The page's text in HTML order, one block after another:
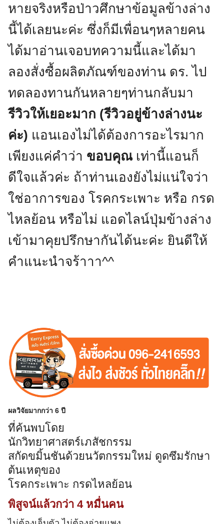
หายจริงหรือป่าวศึกษาข้อมูลข้างล่าง
นี้ได้เลยนะค่ะ ซึ่งก็มีเพื่อนๆหลายคน
ได้มาอ่านเจอบทความนี้และได้มา
ลองสั่งซื้อผลิตภัณฑ์ของท่าน ดร. ไป
ทดลองทานกันหลายๆท่านกลับมา
รีวิวให้เยอะมาก (รีวิวอยู่ข้างล่างนะ
ค่ะ) แอนเองไม่ได้ต้องการอะไรมาก
เพียงแค่คำว่า ขอบคุณเท่านี้แอนก็
ดีใจแล้วค่ะ ถ้าท่านเองยังไม่แน่ใจว่า
ใช่อาการของ โรคกระเพาะ หรือ กรด
ไหลย้อน หรือไม่ แอดไลน์ปุ่มข้างล่าง
เข้ามาคุยปรึกษากันได้นะค่ะ ยินดีให้
คำแนะนำจร้าาา^^
ผลวิจัยมากกว่า 6 ปี
ที่ค้นพบโดย
นักวิทยาศาสตร์เภสัชกรรม
สกัดขมิ้นชันด้วยนวัตกรรมใหม่ ดูดซึมรักษา
ต้นเหตุของ
โรคกระเพาะ กรดไหลย้อน
พิสูจน์แล้วกว่า 4 หมื่นคน